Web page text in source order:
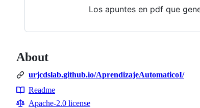
Los apuntes en pdf que
About
urjcdslab.github.io/AprendizajeAutomaticoI/
Resources
Readme
Apache-2.0 license